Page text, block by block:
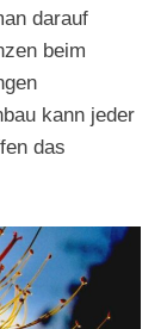
darauf
beim
kann jeder
das